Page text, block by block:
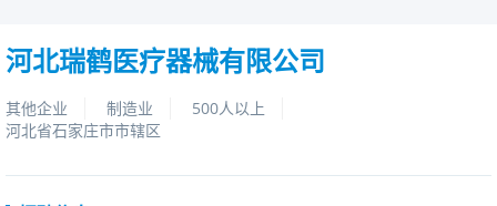
河北瑞鹤医疗器械有限公司
其他企业 制造业
500人以上
河北省石家庄市市辖区